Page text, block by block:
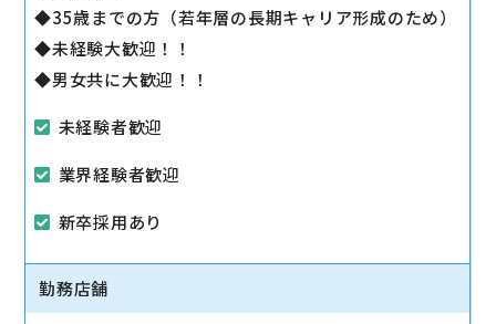
◆35歳までの方（若年層の長期キャリア形成のため）
◆未経験大歓迎！！
◆男女共に大歓迎！！
未経験者歓迎
業界経験者歓迎
新卒採用あり
勤務店舗